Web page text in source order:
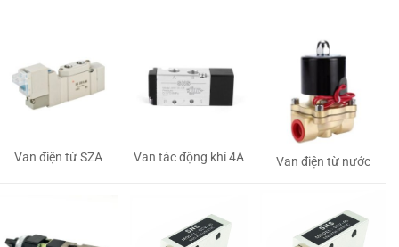
Van điện từ SZA Van tác động khí 4A Van điện từ nước